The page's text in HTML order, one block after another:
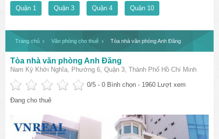
Quận 1 Quận 3 Quận 4 Quận 10
Trang chủ Văn phòng cho thuê Tòa nhà văn phòng Anh Đăng
Tòa nhà văn phòng Anh Đăng
Nam Kỳ Khởi Nghĩa, Phường 6, Quận 3, Thành Phố Hồ Chí Minh
0/5 -0 Bình chọn - 1960 Lượt xem
Đang cho thuê